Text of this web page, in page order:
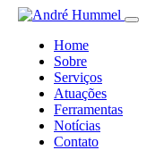
Home
Sobre
Serviços
Atuações
Ferramentas
Notícias
Contato